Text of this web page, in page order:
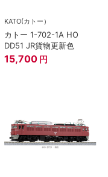
KATO(カトー）
カトー 1-702-1A HO
DD51 JR貨物更新色
15,700 円